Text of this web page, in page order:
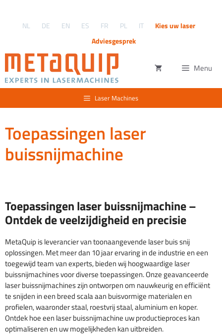
NL DE EN ES FR PL IT
Kies uw laser
Adviesgesprek
Menu
Laser Machines
Toepassingen laser
buissnijmachine
Toepassingen laser buissnijmachine –
Ontdek de veelzijdigheid en precisie
MetaQuip is leverancier van toonaangevende laser buis snij
oplossingen. Met meer dan 10 jaar ervaring in de industrie en een
toegewijd team van experts, bieden wij hoogwaardige laser
buissnijmachines voor diverse toepassingen. Onze geavanceerde
laser buissnijmachines zijn ontworpen om nauwkeurig en efficiënt
te snijden in een breed scala aan buisvormige materialen en
profielen, waaronder staal, roestvrij staal, aluminium en koper.
Ontdek hoe een laser buissnijmachine uw productieproces kan
optimaliseren en uw mogelijkheden kan uitbreiden.